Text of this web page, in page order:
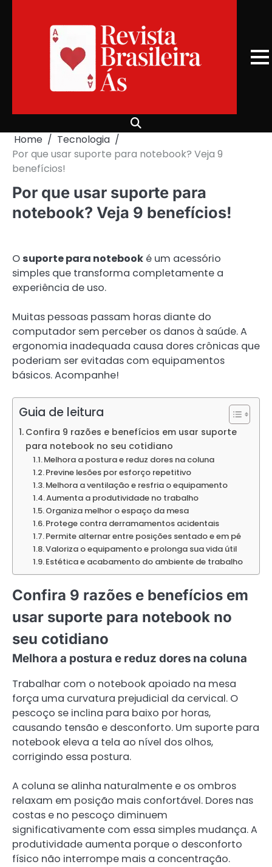
Home
Tecnologia
Por que usar suporte para notebook? Veja 9
benefícios!
Por que usar suporte para
notebook? Veja 9 benefícios!
O suporte para notebook é um acessório
simples que transforma completamente a
experiência de uso.
Muitas pessoas passam horas diante do
computador sem perceber os danos à saúde. A
ergonomia inadequada causa dores crônicas que
poderiam ser evitadas com equipamentos
básicos. Acompanhe!
Guia de leitura
Confira 9 razões e benefícios em usar suporte
para notebook no seu cotidiano
Melhora a postura e reduz dores na coluna
Previne lesões por esforço repetitivo
Melhora a ventilação e resfria o equipamento
Aumenta a produtividade no trabalho
Organiza melhor o espaço da mesa
Protege contra derramamentos acidentais
Permite alternar entre posições sentado e em pé
Valoriza o equipamento e prolonga sua vida útil
Estética e acabamento do ambiente de trabalho
Confira 9 razões e benefícios em
usar suporte para notebook no
seu cotidiano
Melhora a postura e reduz dores na coluna
Trabalhar com o notebook apoiado na mesa
força uma curvatura prejudicial da cervical. O
pescoço se inclina para baixo por horas,
causando tensão e desconforto. Um suporte para
notebook eleva a tela ao nível dos olhos,
corrigindo essa postura.
A coluna se alinha naturalmente e os ombros
relaxam em posição mais confortável. Dores nas
costas e no pescoço diminuem
significativamente com essa simples mudança. A
produtividade aumenta porque o desconforto
físico não interrompe mais a concentração.